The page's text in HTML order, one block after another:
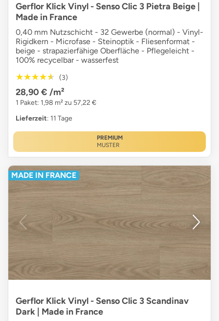
Gerflor Klick Vinyl - Senso Clic 3 Pietra Beige |
Made in France
0,40 mm Nutzschicht - 32 Gewerbe (normal) - Vinyl-
Rigidkern - Microfase - Steinoptik - Fliesenformat -
beige - strapazierfähige Oberfläche - Pflegeleicht -
100% recycelbar - wasserfest
★★★★★
★★★★★ (3)
28,90 € /m²
1 Paket: 1,98 m² zu 57,22 €
Lieferzeit: 11 Tage
PREMIUM
MUSTER
MADE IN FRANCE
Gerflor Klick Vinyl - Senso Clic 3 Scandinav
Dark | Made in France